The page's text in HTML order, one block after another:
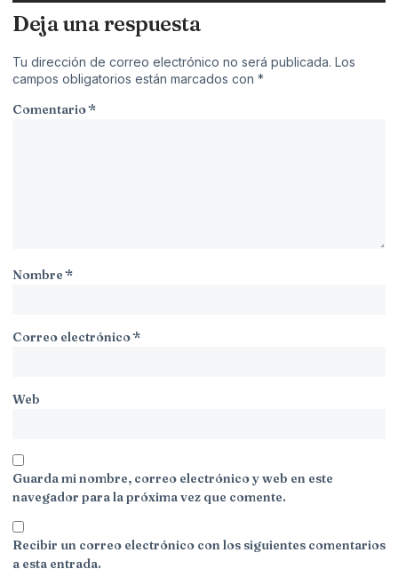
Deja una respuesta
Tu dirección de correo electrónico no será publicada. Los
campos obligatorios están marcados con *
Comentario*
Nombre*
Correo electrónico*
Web
Guarda mi nombre, correo electrónico y web en este
navegador para la próxima vez que comente.
Recibir un correo electrónico con los siguientes comentarios
a esta entrada.